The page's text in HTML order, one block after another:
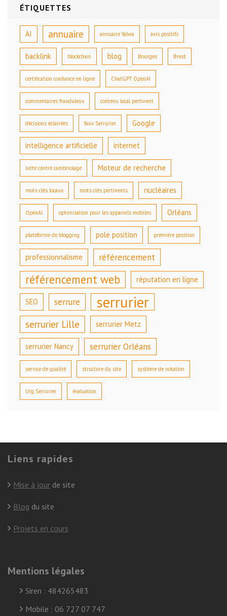
ÉTIQUETTES
AI annuaire annuaire Yalwa avis positifs
backlink blockchain blog Bourges Brest
certification confiance en ligne ChatGPT OpenAI
commentaires frauduleux contenu local pertinent
décisions éclairées faux Serrurier Google
intelligence artificielle internet
lutte contre cambriolage Moteur de recherche
mots-clés locaux mots-clés pertinents nucléaires
OpenAI optimisation pour les appareils mobiles Orléans
plateforme de blogging pole position première position
professionnalisme référencement
référencement web réputation en ligne
SEO serrure serrurier
serrurier Lille serrurier Metz
serrurier Nancy serrurier Orléans
service de qualité structure du site système de notation
Urg Serrurier évaluation
Liens rapides
Mise à jour de site
Blog du site
Projets en cours
Mentions légales
Siren : 484265483
Mobile : 06 727 07 747